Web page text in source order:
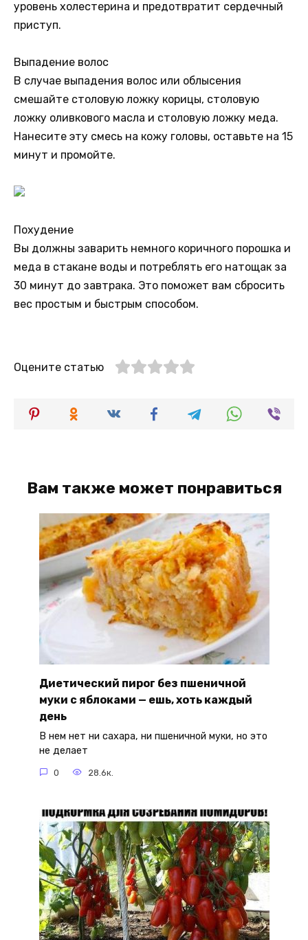
уровень холестерина и предотвратит сердечный
приступ.
Выпадение волос
В случае выпадения волос или облысения
смешайте столовую ложку корицы, столовую
ложку оливкового масла и столовую ложку меда.
Нанесите эту смесь на кожу головы, оставьте на 15
минут и промойте.
Похудение
Вы должны заварить немного коричного порошка и
меда в стакане воды и потреблять его натощак за
30 минут до завтрака. Это поможет вам сбросить
вес простым и быстрым способом.
Оцените статью
Вам также может понравиться
Диетический пирог без пшеничной
муки с яблоками — ешь, хоть каждый
день
В нем нет ни сахара, ни пшеничной муки, но это
не делает
0 28.6к.